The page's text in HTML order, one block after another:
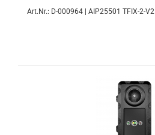
Art.Nr.: D-000964 | AIP25501 TFIX-2-V2